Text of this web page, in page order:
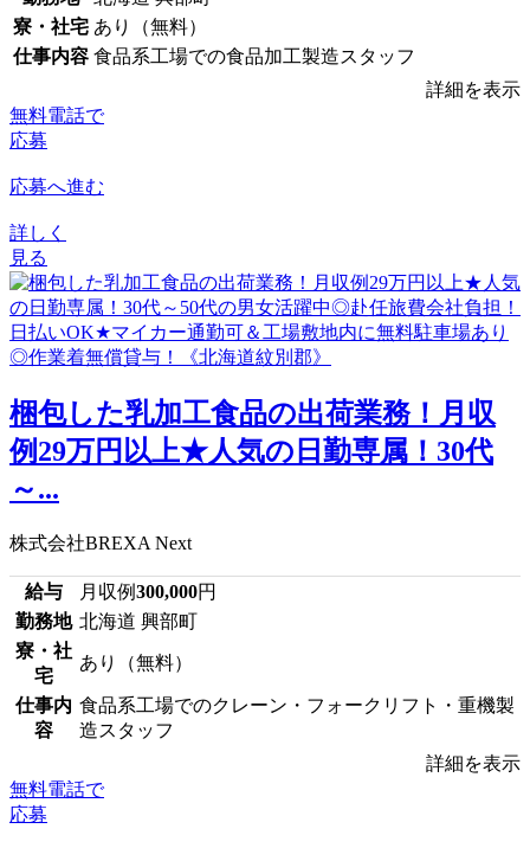
寮・社宅 あり（無料）
仕事内容 食品系工場での食品加工製造スタッフ
詳細を表示
無料電話で
応募
応募へ進む
詳しく
見る
梱包した乳加工食品の出荷業務！月収
例29万円以上★人気の日勤専属！30代
～...
株式会社BREXA Next
給与 月収例300,000円
勤務地 北海道 興部町
寮・社
宅
あり（無料）
仕事内
容
食品系工場でのクレーン・フォークリフト・重機製
造スタッフ
詳細を表示
無料電話で
応募